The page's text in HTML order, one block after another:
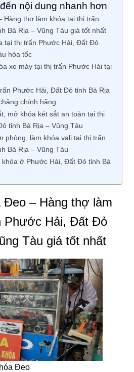
nội dung nhanh hơn
Hàng thợ làm khóa tại thị trấn
Bà Rịa – Vũng Tàu giá tốt nhất
tại thị trấn Phước Hải, Đất Đỏ
hỏa tốc
xe máy tại thị trấn Phước Hải tại
Phước Hải, Đất Đỏ tỉnh Bà Rịa
chính hãng
mở khóa két sắt an toàn tại thị
tỉnh Bà Rịa – Vũng Tàu
phòng, làm khóa vali tại thị trấn
Bà Rịa – Vũng Tàu
ở Phước Hải, Đất Đỏ tỉnh Bà
Đeo – Hàng thợ làm
Phước Hải, Đất Đỏ
Tàu giá tốt nhất
Đeo